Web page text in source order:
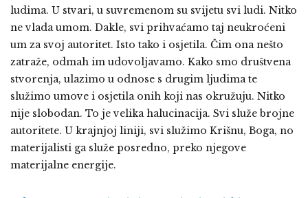
ludima. U stvari, u suvremenom su svijetu svi ludi. Nitko
ne vlada umom. Dakle, svi prihvaćamo taj neukroćeni
um za svoj autoritet. Isto tako i osjetila. Čim ona nešto
zatraže, odmah im udovoljavamo. Kako smo društvena
stvorenja, ulazimo u odnose s drugim ljudima te
služimo umove i osjetila onih koji nas okružuju. Nitko
nije slobodan. To je velika halucinacija. Svi služe brojne
autoritete. U krajnjoj liniji, svi služimo Krišnu, Boga, no
materijalisti ga služe posredno, preko njegove
materijalne energije.